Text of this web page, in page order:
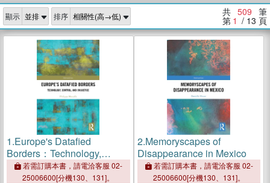
獎 臺灣漫遊錄 、 方念華 、 台灣的李
登輝時代
數學女孩：黎曼猜想 、
偉大的迷走神經
顯示 排序 共 509 筆
第 1 / 13 頁
1.Europe's Datafied
Borders：Technology,
Control, and (In)Justice
若需訂購本書，請電洽客服 02-
25006600[分機130、131]。
2.Memoryscapes of
Disappearance in Mexico
若需訂購本書，請電洽客服 02-
25006600[分機130、131]。